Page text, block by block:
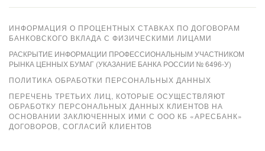
ИНФОРМАЦИЯ О ПРОЦЕНТНЫХ СТАВКАХ ПО ДОГОВОРАМ
БАНКОВСКОГО ВКЛАДА С ФИЗИЧЕСКИМИ ЛИЦАМИ
РАСКРЫТИЕ ИНФОРМАЦИИ ПРОФЕССИОНАЛЬНЫМ УЧАСТНИКОМ
РЫНКА ЦЕННЫХ БУМАГ (УКАЗАНИЕ БАНКА РОССИИ № 6496-У)
ПОЛИТИКА ОБРАБОТКИ ПЕРСОНАЛЬНЫХ ДАННЫХ
ПЕРЕЧЕНЬ ТРЕТЬИХ ЛИЦ, КОТОРЫЕ ОСУЩЕСТВЛЯЮТ
ОБРАБОТКУ ПЕРСОНАЛЬНЫХ ДАННЫХ КЛИЕНТОВ НА
ОСНОВАНИИ ЗАКЛЮЧЕННЫХ ИМИ С ООО КБ «АРЕСБАНК»
ДОГОВОРОВ, СОГЛАСИЙ КЛИЕНТОВ